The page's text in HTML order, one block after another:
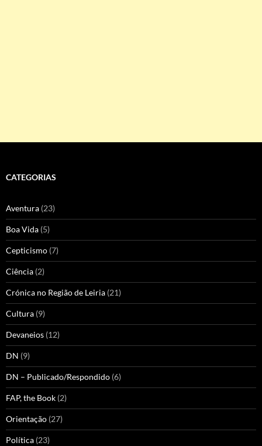
CATEGORIAS
Aventura (23)
Boa Vida (5)
Cepticismo (7)
Ciência (2)
Crónica no Região de Leiria (21)
Cultura (9)
Devaneios (12)
DN (9)
DN – Publicado/Respondido (6)
FAP, the Book (2)
Orientação (27)
Política (23)